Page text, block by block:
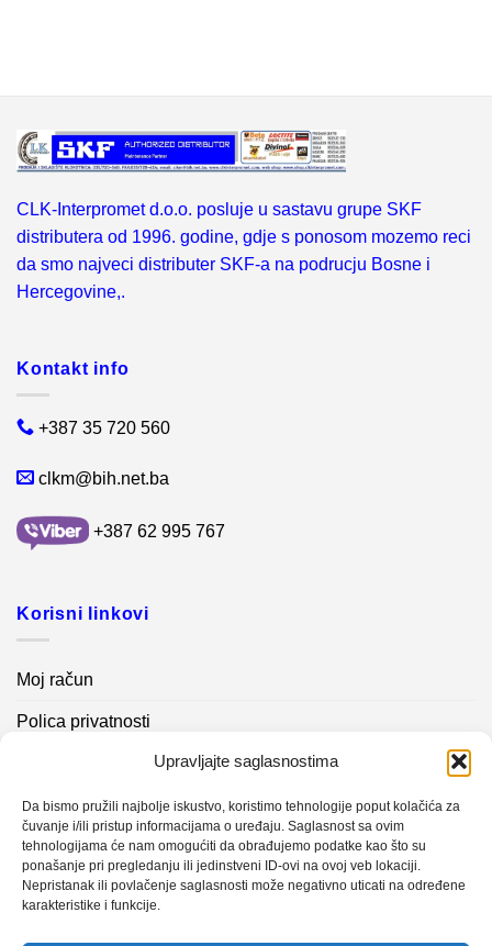
Upravljajte saglasnostima
Da bismo pružili najbolje iskustvo, koristimo tehnologije poput kolačića za
čuvanje i/ili pristup informacijama o uređaju. Saglasnost sa ovim
tehnologijama će nam omogućiti da obrađujemo podatke kao što su
ponašanje pri pregledanju ili jedinstveni ID-ovi na ovoj veb lokaciji.
Nepristanak ili povlačenje saglasnosti može negativno uticati na određene
karakteristike i funkcije.
CLK-Interpromet d.o.o. posluje u sastavu grupe SKF
distributera od 1996. godine, gdje s ponosom mozemo reci
da smo najveci distributer SKF-a na podrucju Bosne i
Hercegovine,.
Kontakt info
+387 35 720 560
clkm@bih.net.ba
+387 62 995 767
Korisni linkovi
Moj račun
Polica privatnosti
Kontakt info
Novosti